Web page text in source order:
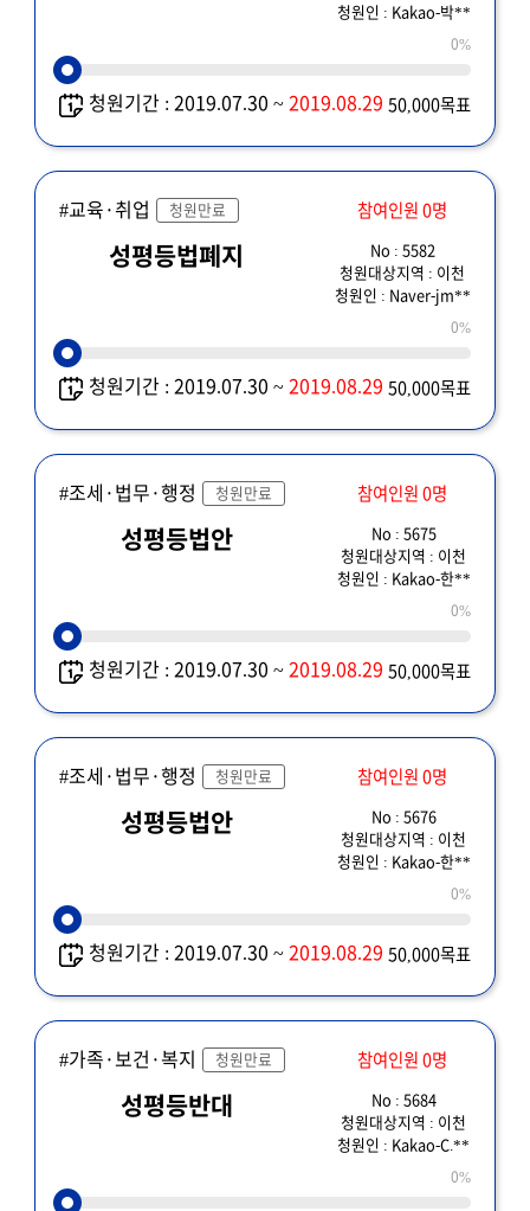
청원인 : Kakao-박**
0%
청원기간 : 2019.07.30 ~2019.08.29 50,000목표
#교육·취업 청원만료 참여인원 0명
성평등법폐지
No : 5582
청원대상지역 : 이천
청원인 : Naver-jm**
0%
청원기간 : 2019.07.30 ~2019.08.29 50,000목표
#조세·법무·행정 청원만료 참여인원 0명
성평등법안
No : 5675
청원대상지역 : 이천
청원인 : Kakao-한**
0%
청원기간 : 2019.07.30 ~2019.08.29 50,000목표
#조세·법무·행정 청원만료 참여인원 0명
성평등법안
No : 5676
청원대상지역 : 이천
청원인 : Kakao-한**
0%
청원기간 : 2019.07.30 ~2019.08.29 50,000목표
#가족·보건·복지 청원만료 참여인원 0명
성평등반대
No : 5684
청원대상지역 : 이천
청원인 : Kakao-C.**
0%